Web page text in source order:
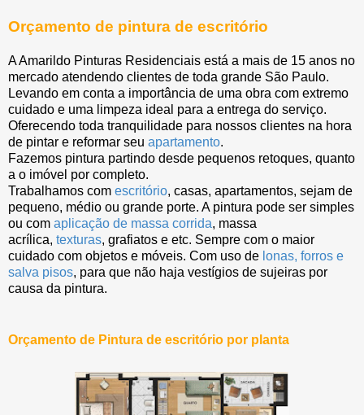
Orçamento de pintura de escritório
A Amarildo Pinturas Residenciais está a mais de 15 anos no
mercado atendendo clientes de toda grande São Paulo.
Levando em conta a importância de uma obra com extremo
cuidado e uma limpeza ideal para a entrega do serviço.
Oferecendo toda tranquilidade para nossos clientes na hora
de pintar e reformar seu apartamento.
Fazemos pintura partindo desde pequenos retoques, quanto
a o imóvel por completo.
Trabalhamos com escritório, casas, apartamentos, sejam de
pequeno, médio ou grande porte. A pintura pode ser simples
ou com aplicação de massa corrida, massa
acrílica, texturas, grafiatos e etc. Sempre com o maior
cuidado com objetos e móveis. Com uso de lonas, forros e
salva pisos, para que não haja vestígios de sujeiras por
causa da pintura.
Orçamento de Pintura de escritório por planta